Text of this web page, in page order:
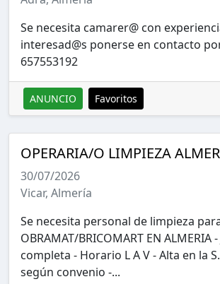
Se necesita camarer@ con
interesad@s ponerse en contacto
657553192
ANUNCIO Favoritos
OPERARIA/O LIMPIEZA
30/07/2026
Vicar, Almería
Se necesita personal de limpieza
OBRAMAT/BRICOMART EN ALMERIA
completa - Horario L A V - Alta en la
según convenio -...